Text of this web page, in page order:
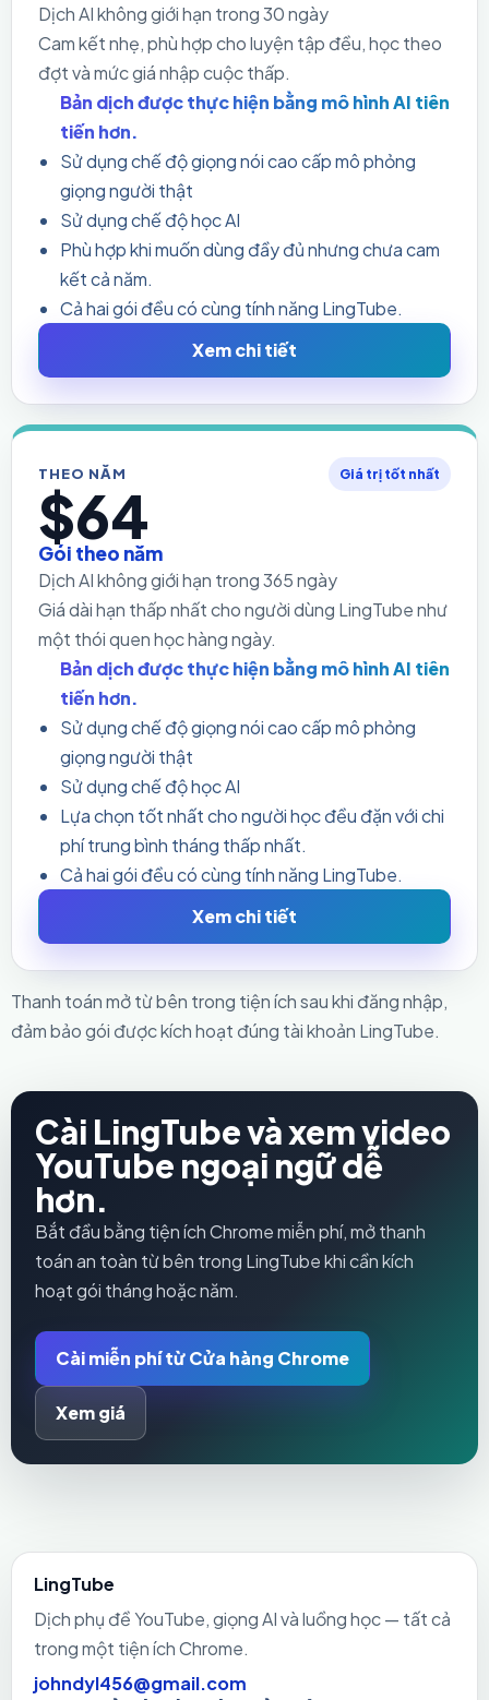
Dịch AI không giới hạn trong 30 ngày
Cam kết nhẹ, phù hợp cho luyện tập đều, học theo
đợt và mức giá nhập cuộc thấp.
Bản dịch được thực hiện bằng mô hình AI tiên
tiến hơn.
Sử dụng chế độ giọng nói cao cấp mô phỏng
giọng người thật
Sử dụng chế độ học AI
Phù hợp khi muốn dùng đầy đủ nhưng chưa cam
kết cả năm.
Cả hai gói đều có cùng tính năng LingTube.
Xem chi tiết
THEO NĂM Giá trị tốt nhất
$64
Gói theo năm
Dịch AI không giới hạn trong 365 ngày
Giá dài hạn thấp nhất cho người dùng LingTube như
một thói quen học hàng ngày.
Bản dịch được thực hiện bằng mô hình AI tiên
tiến hơn.
Sử dụng chế độ giọng nói cao cấp mô phỏng
giọng người thật
Sử dụng chế độ học AI
Lựa chọn tốt nhất cho người học đều đặn với chi
phí trung bình tháng thấp nhất.
Cả hai gói đều có cùng tính năng LingTube.
Xem chi tiết
Thanh toán mở từ bên trong tiện ích sau khi đăng nhập,
đảm bảo gói được kích hoạt đúng tài khoản LingTube.
Cài LingTube và xem video
YouTube ngoại ngữ dễ
hơn.
Bắt đầu bằng tiện ích Chrome miễn phí, mở thanh
toán an toàn từ bên trong LingTube khi cần kích
hoạt gói tháng hoặc năm.
Cài miễn phí từ Cửa hàng Chrome
Xem giá
LingTube
Dịch phụ đề YouTube, giọng AI và luồng học — tất cả
trong một tiện ích Chrome.
johndyl456@gmail.com